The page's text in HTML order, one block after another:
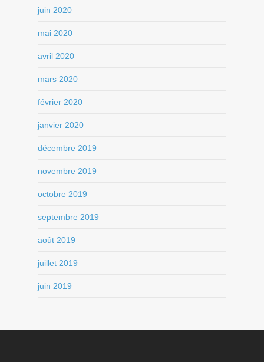
juin 2020
mai 2020
avril 2020
mars 2020
février 2020
janvier 2020
décembre 2019
novembre 2019
octobre 2019
septembre 2019
août 2019
juillet 2019
juin 2019